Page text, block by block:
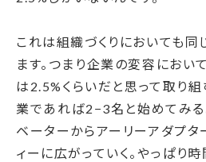
これは組織づくりにおいても同
ます。つまり企業の変容におい
は2.5%くらいだと思って取り
業であれば2−3名と始めてみる
ベーターからアーリーアダプタ
ィーに広がっていく。やっぱり